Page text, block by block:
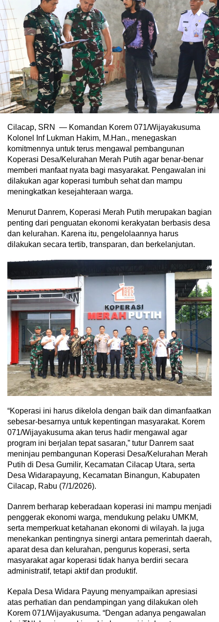
Cilacap, SRN — Komandan Korem 071/Wijayakusuma
Kolonel Inf Lukman Hakim, M.Han., menegaskan
komitmennya untuk terus mengawal pembangunan
Koperasi Desa/Kelurahan Merah Putih agar benar-benar
memberi manfaat nyata bagi masyarakat. Pengawalan ini
dilakukan agar koperasi tumbuh sehat dan mampu
meningkatkan kesejahteraan warga.
Menurut Danrem, Koperasi Merah Putih merupakan bagian
penting dari penguatan ekonomi kerakyatan berbasis desa
dan kelurahan. Karena itu, pengelolaannya harus
dilakukan secara tertib, transparan, dan berkelanjutan.
“Koperasi ini harus dikelola dengan baik dan dimanfaatkan
sebesar-besarnya untuk kepentingan masyarakat. Korem
071/Wijayakusuma akan terus hadir mengawal agar
program ini berjalan tepat sasaran,” tutur Danrem saat
meninjau pembangunan Koperasi Desa/Kelurahan Merah
Putih di Desa Gumilir, Kecamatan Cilacap Utara, serta
Desa Widarapayung, Kecamatan Binangun, Kabupaten
Cilacap, Rabu (7/1/2026).
Danrem berharap keberadaan koperasi ini mampu menjadi
penggerak ekonomi warga, mendukung pelaku UMKM,
serta memperkuat ketahanan ekonomi di wilayah. Ia juga
menekankan pentingnya sinergi antara pemerintah daerah,
aparat desa dan kelurahan, pengurus koperasi, serta
masyarakat agar koperasi tidak hanya berdiri secara
administratif, tetapi aktif dan produktif.
Kepala Desa Widara Payung menyampaikan apresiasi
atas perhatian dan pendampingan yang dilakukan oleh
Korem 071/Wijayakusuma. “Dengan adanya pengawalan